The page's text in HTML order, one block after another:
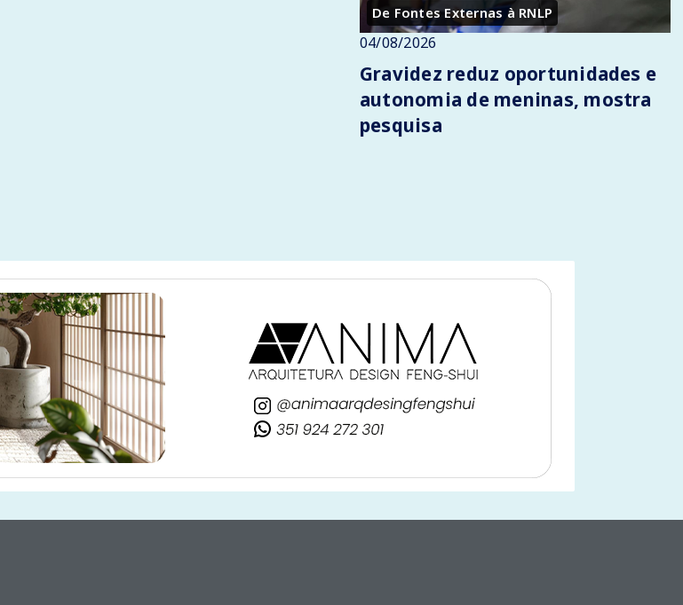
De Fontes Externas à RNLP
04/08/2026
Gravidez reduz oportunidades e
autonomia de meninas, mostra
pesquisa